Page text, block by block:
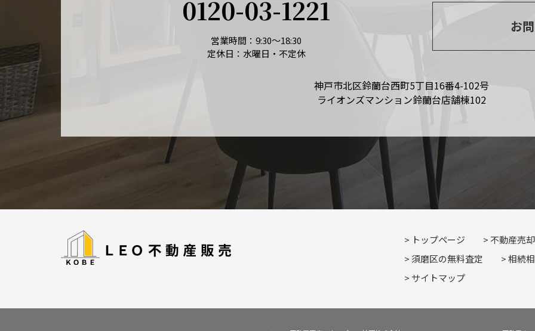
0120-03-1221
営業時間：9:30～18:30
定休日：水曜日・不定休
お
神戸市北区鈴蘭台西町5丁目16番4-102号
ライオンズマンション鈴蘭台店舗棟102
トップページ
不動産売却
須磨区の無料査定
相続
サイトマップ